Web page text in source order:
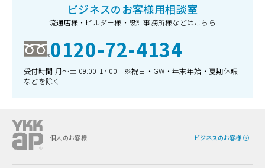
ビジネスのお客様用相談室
流通店様・ビルダー様・設計事務所様などはこちら
0120-72-4134
受付時間 月〜土 09:00–17:00 ※祝日・GW・年末年始・夏期休暇
などを除く
個人のお客様 ビジネスのお客様